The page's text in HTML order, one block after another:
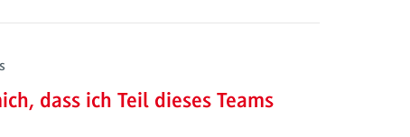
dass ich Teil dieses Teams